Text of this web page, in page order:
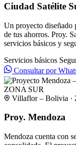
Ciudad Satélite
Un proyecto diseñado
de tus ahorros. Proy.
servicios básicos y
Servicios básicos
Consultar por
ZONA SUR
Villaflor – Bolivia ·
Proy. Mendoza
Mendoza cuenta con